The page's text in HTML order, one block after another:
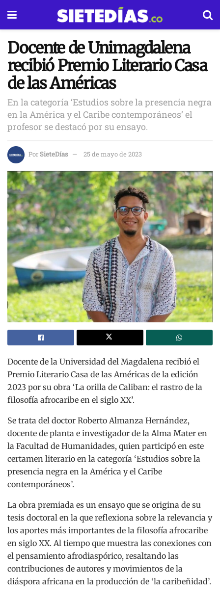
Docente de Unimagdalena
recibió Premio Literario Casa
de las Américas
En la categoría ‘Estudios sobre la presencia negra
en la América y el Caribe contemporáneos’ el
profesor se destacó por su ensayo.
PorSieteDías 25 de mayo de 2023
Docente de la Universidad del Magdalena recibió el
Premio Literario Casa de las Américas de la edición
2023 por su obra ‘La orilla de Caliban: el rastro de la
filosofía afrocaribe en el siglo XX’.
Se trata del doctor Roberto Almanza Hernández,
docente de planta e investigador de la Alma Mater en
la Facultad de Humanidades, quien participó en este
certamen literario en la categoría ‘Estudios sobre la
presencia negra en la América y el Caribe
contemporáneos’.
La obra premiada es un ensayo que se origina de su
tesis doctoral en la que reflexiona sobre la relevancia y
los aportes más importantes de la filosofía afrocaribe
en siglo XX. Al tiempo que muestra las conexiones con
el pensamiento afrodiaspórico, resaltando las
contribuciones de autores y movimientos de la
diáspora africana en la producción de ‘la caribeñidad’.